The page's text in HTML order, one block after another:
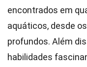
encontrados em
aquáticos, desde
profundos. Além
habilidades